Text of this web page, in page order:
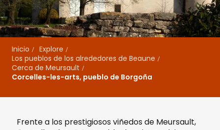
Inicio
Explore
Los pueblos de los alrededores de Beaune
Cerca de Meursault
Corcelles-les-arts, pueblo de Borgoña
Frente a los prestigiosos viñedos de Meursault,